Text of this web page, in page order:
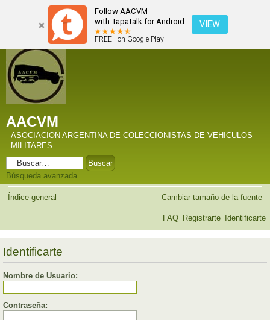
Follow AACVM
with Tapatalk for Android
FREE - on Google Play
VIEW
AACVM
ASOCIACION ARGENTINA DE COLECCIONISTAS DE VEHICULOS
MILITARES
Búsqueda avanzada
Índice general Cambiar tamaño de la fuente
FAQ Registrarte Identificarte
Identificarte
Nombre de Usuario:
Contraseña: